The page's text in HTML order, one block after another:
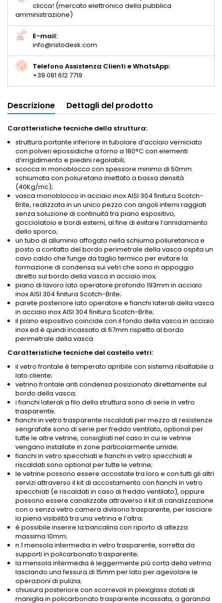
clicca! (mercato elettronico della pubblica
amministrazione)
E-mail:
info@ristodesk.com
Telefono Assistenza Clienti e WhatsApp:
+39 081 612 7719
Descrizione Dettagli del prodotto
Caratteristiche tecniche della struttura:
struttura portante inferiore in tubolare d’acciaio verniciato
con polveri epossidiche a forno a 180°C con elementi
d’irrigidimento e piedini regolabili;
scocca in monoblocco con spessore minimo di 50mm
schiumata con poliuretano iniettato a bassa densità
(40Kg/mc);
vasca monoblocco in acciaio inox AISI 304 ﬁnitura Scotch-
Brite, realizzata in un unico pezzo con angoli interni raggiati
senza soluzione di continuità tra piano espositivo,
gocciolatoio e bordi esterni, al fine di evitare l’annidamento
dello sporco;
un tubo di alluminio affogato nella schiuma poliuretanica e
posto a contatto del bordo perimetrale della vasca ospita un
cavo caldo che funge da taglio termico per evitare la
formazione di condensa sui vetri che sono in appoggio
diretto sul bordo della vasca in acciaio inox;
piano di lavoro lato operatore profondo 193mm in acciaio
inox AISI 304 ﬁnitura Scotch-Brite;
parete posteriore lato operatore e fianchi laterali della vasca
in acciaio inox AISI 304 ﬁnitura Scotch-Brite;
il piano espositivo coincide con il fondo della vasca in acciaio
inox ed è quindi incassato di 67mm rispetto al bordo
perimetrale della vasca.
Caratteristiche tecniche del castello vetri:
il vetro frontale è temperato apribile con sistema ribaltabile a
lato cliente;
vetrino frontale anti condensa posizionato direttamente sul
bordo della vasca;
i fianchi laterali a filo della struttura sono di serie in vetro
trasparente;
fianchi in vetro trasparente riscaldati per mezzo di resistenze
serigrafate sono di serie per freddo ventilato, optional per
tutte le altre vetrine, consigliati nel caso in cui le vetrine
vengano installate in zone particolarmente umide;
fianchi in vetro specchiati e fianchi in vetro specchiati e
riscaldati sono optional per tutte le vetrine;
le vetrine possono essere accostate tra loro e con tutti gli altri
servizi attraverso il kit di accostamento con fianchi in vetro
specchiati (e riscaldati in caso di freddo ventilato), oppure
possono essere canalizzate attraverso il kit di canalizzazione
con o senza vetro camera divisorio trasparente, per lasciare
la piena visibilità tra una vetrina e l’altra;
è possibile inserire la bancalina con riporto di altezza
massima 10mm;
n.1 mensola intermedia in vetro trasparente, sorretta da
supporti in policarbonato trasparente;
la mensola intermedia è leggermente più corta della vetrina
lasciando una fessura di 15mm per lato per agevolare le
operazioni di pulizia;
chiusura posteriore con scorrevoli in plexiglass dotati di
maniglia in policarbonato trasparente incassata, a garanzia